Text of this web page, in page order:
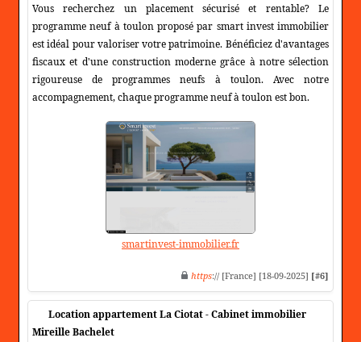
Vous recherchez un placement sécurisé et rentable? Le
programme neuf à toulon proposé par smart invest immobilier
est idéal pour valoriser votre patrimoine. Bénéficiez d'avantages
fiscaux et d'une construction moderne grâce à notre sélection
rigoureuse de programmes neufs à toulon. Avec notre
accompagnement, chaque programme neuf à toulon est bon.
smartinvest-immobilier.fr
https:// [France] [18-09-2025] [#6]
Location appartement La Ciotat - Cabinet immobilier
Mireille Bachelet